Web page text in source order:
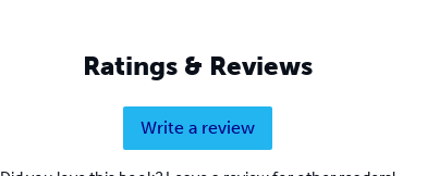
Ratings & Reviews
Write a review